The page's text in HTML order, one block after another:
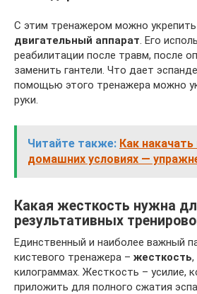
С этим тренажером можно укрепить
двигательный аппарат. Его
реабилитации после травм, после
заменить гантели. Что дает
помощью этого тренажера можно
руки.
Читайте также: Как
домашних условиях —
Какая жесткость нужна
результативных
Единственный и наиболее важный
кистевого тренажера – жесткость
килограммах. Жесткость – усилие,
приложить для полного сжатия